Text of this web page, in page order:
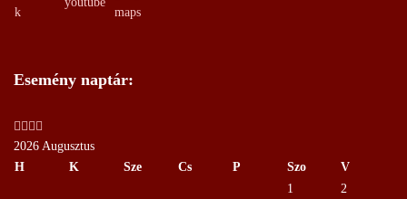
Esemény naptár:
2026 Augusztus
H
K Sze Cs P Szo
V
1
2